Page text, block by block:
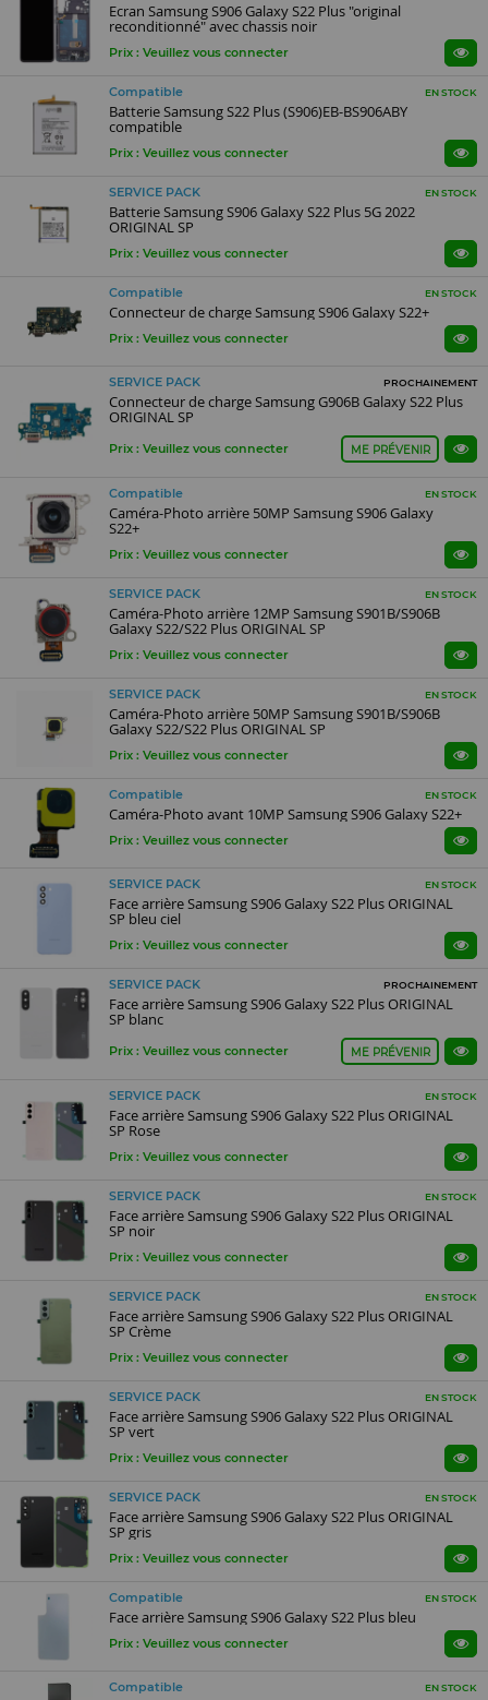
Ecran Samsung S906 Galaxy S22 Plus "original
reconditionné" avec chassis noir
Prix : Veuillez vous connecter
Compatible EN STOCK
Batterie Samsung S22 Plus (S906)EB-BS906ABY
compatible
Prix : Veuillez vous connecter
SERVICE PACK EN STOCK
Batterie Samsung S906 Galaxy S22 Plus 5G 2022
ORIGINAL SP
Prix : Veuillez vous connecter
Compatible EN STOCK
Connecteur de charge Samsung S906 Galaxy S22+
Prix : Veuillez vous connecter
SERVICE PACK PROCHAINEMENT
Connecteur de charge Samsung G906B Galaxy S22 Plus
ORIGINAL SP
Prix : Veuillez vous connecter ME PRÉVENIR
Compatible EN STOCK
Caméra-Photo arrière 50MP Samsung S906 Galaxy
S22+
Prix : Veuillez vous connecter
SERVICE PACK EN STOCK
Caméra-Photo arrière 12MP Samsung S901B/S906B
Galaxy S22/S22 Plus ORIGINAL SP
Prix : Veuillez vous connecter
SERVICE PACK EN STOCK
Caméra-Photo arrière 50MP Samsung S901B/S906B
Galaxy S22/S22 Plus ORIGINAL SP
Prix : Veuillez vous connecter
Compatible EN STOCK
Caméra-Photo avant 10MP Samsung S906 Galaxy S22+
Prix : Veuillez vous connecter
SERVICE PACK EN STOCK
Face arrière Samsung S906 Galaxy S22 Plus ORIGINAL
SP bleu ciel
Prix : Veuillez vous connecter
SERVICE PACK PROCHAINEMENT
Face arrière Samsung S906 Galaxy S22 Plus ORIGINAL
SP blanc
Prix : Veuillez vous connecter ME PRÉVENIR
SERVICE PACK EN STOCK
Face arrière Samsung S906 Galaxy S22 Plus ORIGINAL
SP Rose
Prix : Veuillez vous connecter
SERVICE PACK EN STOCK
Face arrière Samsung S906 Galaxy S22 Plus ORIGINAL
SP noir
Prix : Veuillez vous connecter
SERVICE PACK EN STOCK
Face arrière Samsung S906 Galaxy S22 Plus ORIGINAL
SP Crème
Prix : Veuillez vous connecter
SERVICE PACK EN STOCK
Face arrière Samsung S906 Galaxy S22 Plus ORIGINAL
SP vert
Prix : Veuillez vous connecter
SERVICE PACK EN STOCK
Face arrière Samsung S906 Galaxy S22 Plus ORIGINAL
SP gris
Prix : Veuillez vous connecter
Compatible EN STOCK
Face arrière Samsung S906 Galaxy S22 Plus bleu
Prix : Veuillez vous connecter
Compatible EN STOCK